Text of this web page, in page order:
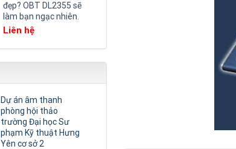
đẹp? OBT DL2355 sẽ
làm bạn ngạc nhiên.
Liên hệ
Dự án âm thanh
phòng hội thảo
trường Đại học Sư
phạm Kỹ thuật Hưng
Yên cơ sở 2